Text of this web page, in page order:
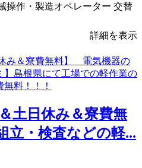
操作・製造オペレーター 交替
詳細を表示
土日休み＆寮費無
・検査などの軽...